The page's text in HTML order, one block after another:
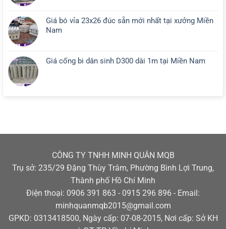
Giá bó vỉa 23x26 đúc sẵn mới nhất tại xưởng Miền
Nam
Giá cống bi dân sinh D300 dài 1m tại Miền Nam
CÔNG TY TNHH MINH QUÂN MQB
Trụ sở: 235/29 Đặng Thùy Trâm, Phường Bình Lợi Trung,
Thành phố Hồ Chí Minh
Điện thoại: 0906 391 863 - 0915 296 896 - Email:
minhquanmqb2015@gmail.com
GPKD: 0313418500, Ngày cấp: 07-08-2015, Nơi cấp: Sở KH